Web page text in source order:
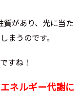
質があり、光に当た
まうのです。
すね！
エネルギー代謝に